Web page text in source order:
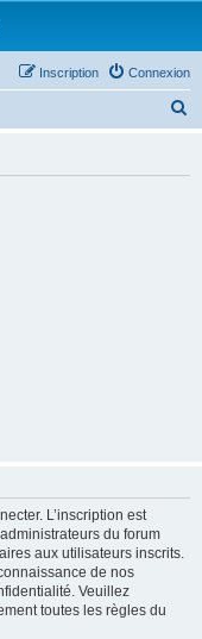
Connexion
Inscription
L’inscription est
du forum
aux utilisateurs inscrits.
de nos
Veuillez
toutes les règles du